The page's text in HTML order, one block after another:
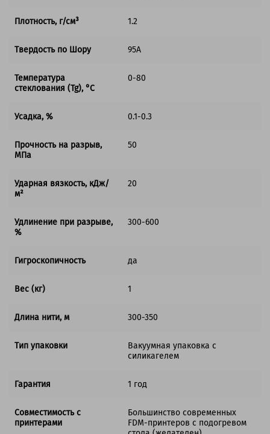
Плотность, г/см³ 1.2
Твердость по Шору 95A
Температура
стеклования (Tg), °C
0-80
Усадка, % 0.1-0.3
Прочность на разрыв,
МПа
50
Ударная вязкость, кДж/
м²
20
Удлинение при разрыве,
%
300-600
Гигроскопичность да
Вес (кг) 1
Длина нити, м 300-350
Тип упаковки
Вакуумная упаковка с
силикагелем
Гарантия 1 год
Совместимость с
принтерами
Большинство современных
FDM-принтеров с подогревом